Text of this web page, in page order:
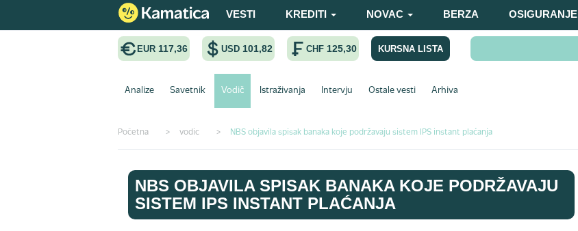
VESTI KREDITI NOVAC BERZA OSIGURANJE
EUR 117,36 USD 101,82 CHF 125,30 KURSNA LISTA
Analize Savetnik Vodič Istraživanja Intervju Ostale vesti Arhiva
Početna > vodic > NBS objavila spisak banaka koje podržavaju sistem IPS instant plaćanja
NBS OBJAVILA SPISAK BANAKA KOJE PODRŽAVAJU
SISTEM IPS INSTANT PLAĆANJA